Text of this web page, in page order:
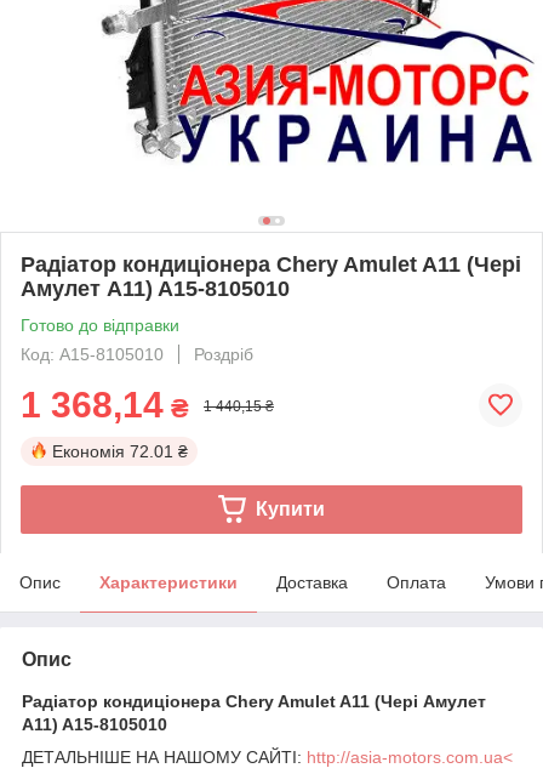
Радіатор кондиціонера Chery Amulet A11 (Чері
Амулет А11) A15-8105010
Готово до відправки
Код: A15-8105010
Роздріб
1 368,14 ₴ 1 440,15 ₴
Економія 72.01 ₴
Купити
Опис Характеристики Доставка Оплата Умови
Опис
Радіатор кондиціонера Chery Amulet A11 (Чері Амулет
А11) A15-8105010
ДЕТАЛЬНІШЕ НА НАШОМУ САЙТІ: http://asia-motors.com.ua<